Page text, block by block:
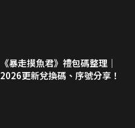
《暴走摸魚君》禮包碼整理｜
2026更新兌換碼、序號分享！